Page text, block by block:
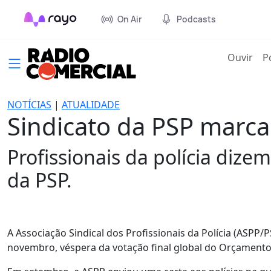
On Air Podcasts
Ouvir
NOTÍCIAS | ATUALIDADE
Sindicato da PSP
Profissionais da polícia
da PSP.
A Associação Sindical dos Profissionais da Polícia
novembro, véspera da votação final global do